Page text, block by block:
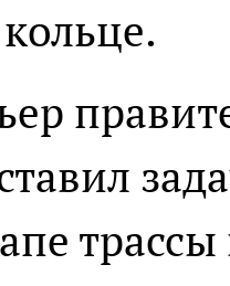
трассы